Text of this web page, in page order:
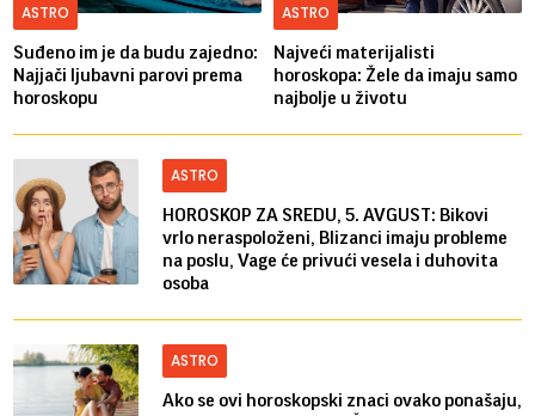
ASTRO
Suđeno im je da budu zajedno:
Najjači ljubavni parovi prema
horoskopu
ASTRO
Najveći materijalisti
horoskopa: Žele da imaju samo
najbolje u životu
ASTRO
HOROSKOP ZA SREDU, 5. AVGUST: Bikovi
vrlo neraspoloženi, Blizanci imaju probleme
na poslu, Vage će privući vesela i duhovita
osoba
ASTRO
Ako se ovi horoskopski znaci ovako ponašaju,